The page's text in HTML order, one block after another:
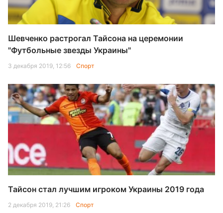
Шевченко растрогал Тайсона на церемонии
"Футбольные звезды Украины"
3 декабря 2019, 12:56 Спорт
Тайсон стал лучшим игроком Украины 2019 года
2 декабря 2019, 21:26 Спорт